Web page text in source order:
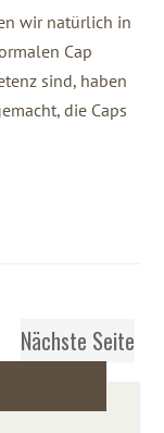
wir natürlich in
Cap
sind, haben
die Caps
Nächste Seite